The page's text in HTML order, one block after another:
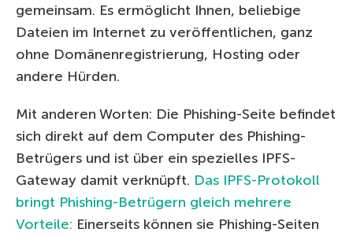
gemeinsam. Es ermöglicht Ihnen, beliebige
Dateien im Internet zu veröffentlichen, ganz
ohne Domänenregistrierung, Hosting oder
andere Hürden.
Mit anderen Worten: Die Phishing-Seite befindet
sich direkt auf dem Computer des Phishing-
Betrügers und ist über ein spezielles IPFS-
Gateway damit verknüpft. Das IPFS-Protokoll
bringt Phishing-Betrügern gleich mehrere
Vorteile: Einerseits können sie Phishing-Seiten